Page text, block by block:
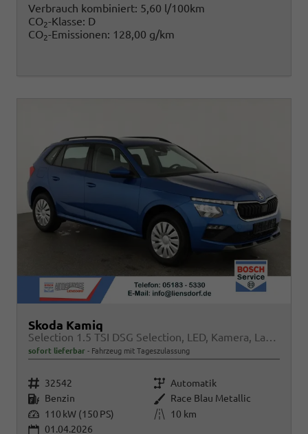
Verbrauch kombiniert: 5,60 l/100km
CO2-Klasse: D
CO2-Emissionen: 128,00 g/km
Skoda Kamiq
Selection 1.5 TSI DSG Selection, LED, Kamera, Ladeboden, Winter
sofort lieferbar Fahrzeug mit Tageszulassung
Fahrzeugnr. 32542 Getriebe Automatik
Kraftstoff Benzin Außenfarbe Race Blau Metallic
Leistung 110 kW (150 PS) Kilometerstand
10 km
01.04.2026